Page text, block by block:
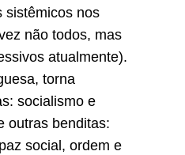
sistêmicos nos
não todos, mas
atualmente).
torna
socialismo e
outras benditas:
social, ordem e